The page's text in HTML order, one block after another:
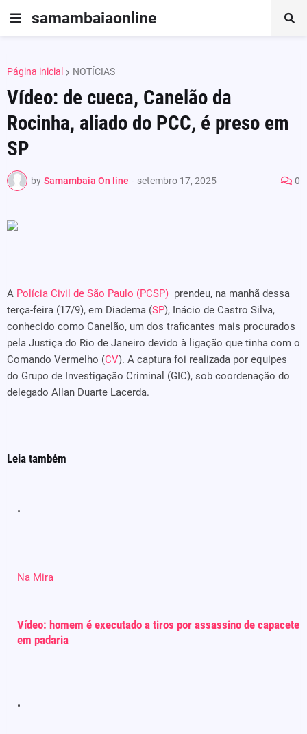
samambaiaonline
Página inicial NOTÍCIAS
Vídeo: de cueca, Canelão da
Rocinha, aliado do PCC, é preso em
SP
by Samambaia On line - setembro 17, 2025 0
A Polícia Civil de São Paulo (PCSP) prendeu, na manhã dessa
terça-feira (17/9), em Diadema (SP), Inácio de Castro Silva,
conhecido como Canelão, um dos traficantes mais procurados
pela Justiça do Rio de Janeiro devido à ligação que tinha com o
Comando Vermelho (CV). A captura foi realizada por equipes
do Grupo de Investigação Criminal (GIC), sob coordenação do
delegado Allan Duarte Lacerda.
Leia também
Na Mira
Vídeo: homem é executado a tiros por assassino de capacete
em padaria